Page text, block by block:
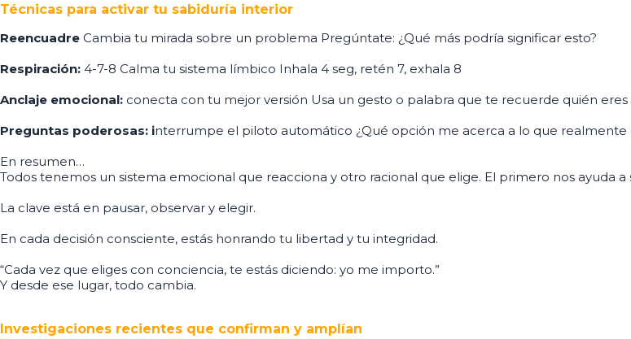
Técnicas para activar tu sabiduría interior
Reencuadre Cambia tu mirada sobre un problema Pregúntate: ¿Qué más podría significar esto?
Respiración: 4-7-8 Calma tu sistema límbico Inhala 4 seg, retén 7, exhala 8
Anclaje emocional: conecta con tu mejor versión Usa un gesto o palabra que te recuerde quién eres
Preguntas poderosas: interrumpe el piloto automático ¿Qué opción me acerca a lo que realmente
En resumen…
Todos tenemos un sistema emocional que reacciona y otro racional que elige. El primero nos ayuda a
La clave está en pausar, observar y elegir.
En cada decisión consciente, estás honrando tu libertad y tu integridad.
“Cada vez que eliges con conciencia, te estás diciendo: yo me importo.”
Y desde ese lugar, todo cambia.
Investigaciones recientes que confirman y amplían